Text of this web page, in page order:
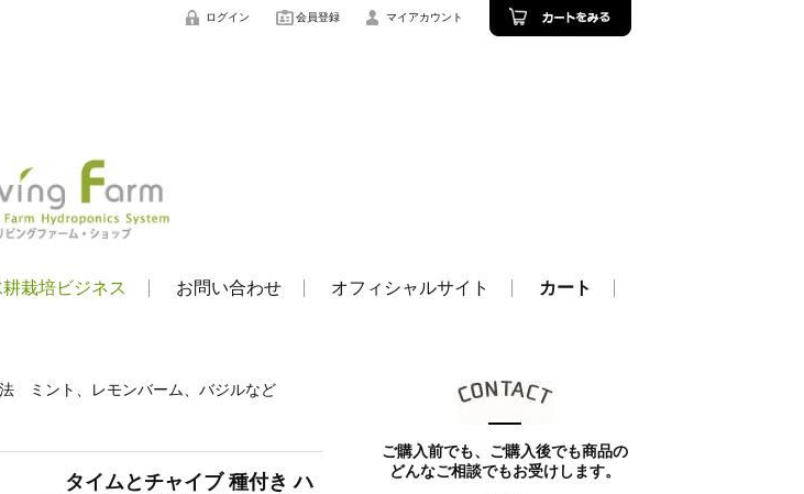
ログイン 会員登録 マイアカウント
耕栽培ビジネス お問い合わせ オフィシャルサイト カート
ミント、レモンバーム、バジルなど
タイムとチャイブ 種付き ハ
ご購入前でも、ご購入後でも商品の
どんなご相談でもお受けします。